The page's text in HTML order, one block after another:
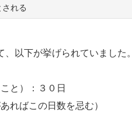
れる
以下が挙げられていました。
と）：３０日
ればこの日数を忌む）